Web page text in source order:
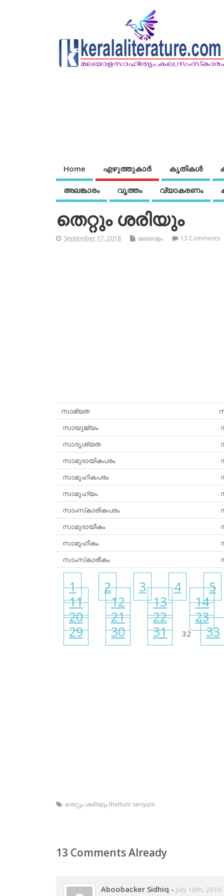
Home എഴുത്തുകാര്‍ കൃതികൾ
അലങ്കാരം വൃത്തം വ്യാകരണം
തെറ്റും ശരിയും
September 17, 2018 മലയാളം 13 Comments
സാമ്യത
സായൂജ്യം
സാദൃശ്യത
സാമുദായികപരം
സാമൂഹികപരം
സാമൂഹ്യം
സാംസ്‌കാരികപരം
സാമുദായീകം
സാമൂഹീകം
സാംസ്‌കാരീകം
1 2 3 4 5
11
12 13 14
20
21 22 23
29
30 31 32 33
തെറ്റും ശരിയും thettum seriyum
13 Comments Already
Aboobacker Sidhiq - July 16th,